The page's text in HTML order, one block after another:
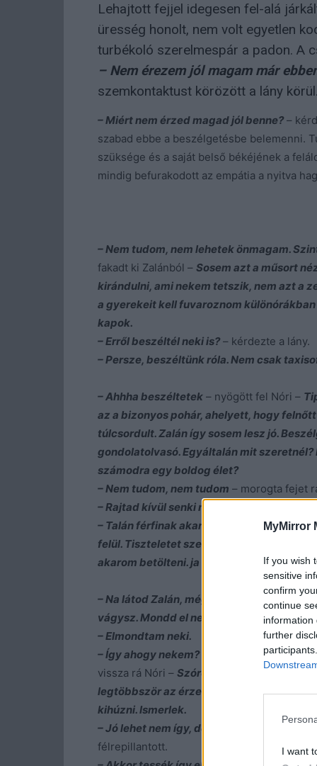
MyMirror
If you wish
sensitive
confirm
continue
information
further
I want
Lehajtott fejjel idegesen fel-alá
üresség honolt, nem volt egyetlen
turbékoló szerelmespár a padon. A
– Nem érezem jól magam már
szemkontaktust körözött a lány körül.
– Miért nem érzed magad jól benne? –
szabad ebbe a beszélgetésbe belemenni.
szüksége és a saját belső békéjének a
mindig befurakodott az empátia a nyitva
– Nem tudom, nem lehetek önmagam.
fakadt ki Zalánból – Sosem azt a műsort
kirándulni, ami nekem tetszik, nem azt a
a gyerekeit kell fuvaroznom
kapok.
– Erről beszéltél neki is? – kérdezte a lány.
– Persze, beszéltünk róla. Nem csak
– Ahhha beszéltetek – nyögött fel Nóri –
az a bizonyos pohár, ahelyett, hogy
túlcsordult. Zalán így sosem lesz jó.
gondolatolvasó. Egyáltalán mit
számodra egy boldog élet?
– Nem tudom, nem tudom – morogta fejet
– Rajtad kívül senki nem tudja
– Talán férfinak akarom magam érezni,
felül. Tiszteletet szeretnék,
akarom betölteni. ja és történelmi műsort
– Na látod Zalán, mégiscsak tudod mire
vágysz. Mondd el neki, csak az fog
– Elmondtam neki.
– Így ahogy nekem? – csodálkozóan nézett
vissza rá Nóri – Szóról szóra? Hiszen
legtöbbször az érzelmeidről semmit nem
kihúzni. Ismerlek.
– Jó lehet nem így, de nagyjából
félrepillantott.